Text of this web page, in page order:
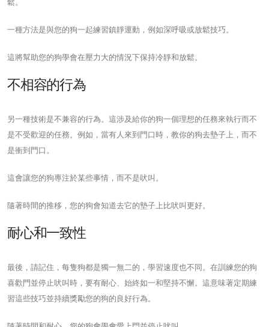
鬆。
一種方法是與您的狗一起練習鎮靜運動，例如深呼吸或放鬆技巧。
這將幫助您的狗學會在壓力大的情況下保持冷靜和放鬆。
不相容的行為
另一種技術是不兼容的行為。這涉及給你的狗一個理想的任務來執行而不
是不受歡迎的任務。例如，當有人來到門口時，教你的狗去墊子上，而不
是衝到門口。
這會讓您的狗專注於某些事情，而不是吠叫。
隨著時間的推移，您的狗會知道去它的墊子上比吠叫更好。
耐心和一致性
最後，請記住，每隻狗都是獨一無二的，學習速度也不同。在訓練您的狗
喜歡門並停止吠叫時，要有耐心、始終如一和堅持不懈。這意味著定期練
習這些技巧並持續獎勵您的狗的良好行為。